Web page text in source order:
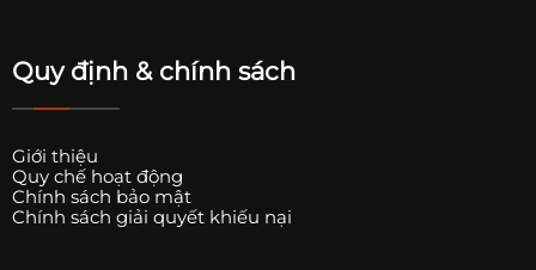
Quy định & chính sách
Giới thiệu
Quy chế hoạt động
Chính sách bảo mật
Chính sách giải quyết khiếu nại